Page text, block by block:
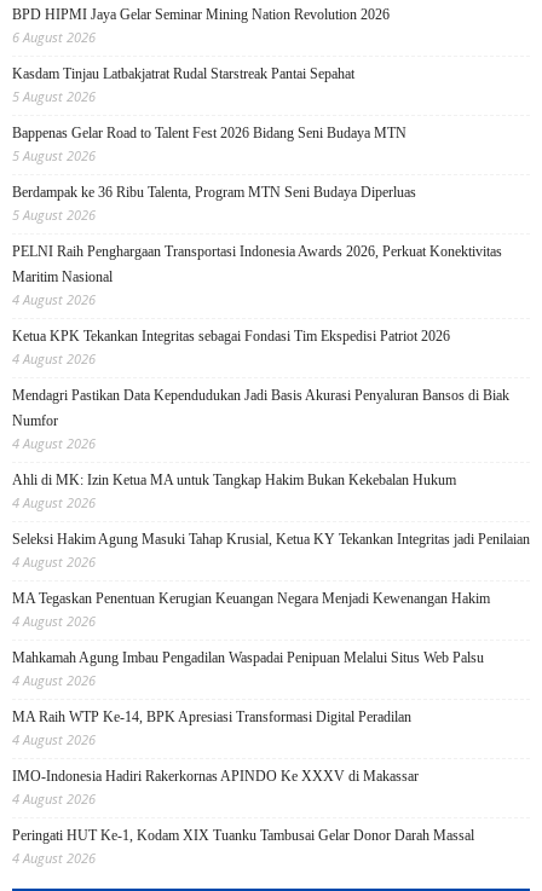
BPD HIPMI Jaya Gelar Seminar Mining Nation Revolution 2026
6 August 2026
Kasdam Tinjau Latbakjatrat Rudal Starstreak Pantai Sepahat
5 August 2026
Bappenas Gelar Road to Talent Fest 2026 Bidang Seni Budaya MTN
5 August 2026
Berdampak ke 36 Ribu Talenta, Program MTN Seni Budaya Diperluas
5 August 2026
PELNI Raih Penghargaan Transportasi Indonesia Awards 2026, Perkuat Konektivitas
Maritim Nasional
4 August 2026
Ketua KPK Tekankan Integritas sebagai Fondasi Tim Ekspedisi Patriot 2026
4 August 2026
Mendagri Pastikan Data Kependudukan Jadi Basis Akurasi Penyaluran Bansos di Biak
Numfor
4 August 2026
Ahli di MK: Izin Ketua MA untuk Tangkap Hakim Bukan Kekebalan Hukum
4 August 2026
Seleksi Hakim Agung Masuki Tahap Krusial, Ketua KY Tekankan Integritas jadi Penilaian
4 August 2026
MA Tegaskan Penentuan Kerugian Keuangan Negara Menjadi Kewenangan Hakim
4 August 2026
Mahkamah Agung Imbau Pengadilan Waspadai Penipuan Melalui Situs Web Palsu
4 August 2026
MA Raih WTP Ke-14, BPK Apresiasi Transformasi Digital Peradilan
4 August 2026
IMO-Indonesia Hadiri Rakerkornas APINDO Ke XXXV di Makassar
4 August 2026
Peringati HUT Ke-1, Kodam XIX Tuanku Tambusai Gelar Donor Darah Massal
4 August 2026